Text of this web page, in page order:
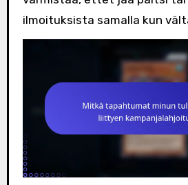
ilmoituksista samalla kun